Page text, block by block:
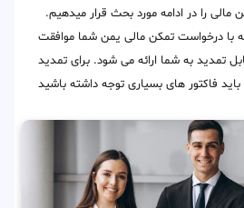
مالی را در ادامه مورد بحث قرار میدهیم.
با درخواست تمکن مالی یمن شما موافقت
تمدید به شما ارائه می شود. برای تمدید
فاکتور های بسیاری توجه داشته باشید